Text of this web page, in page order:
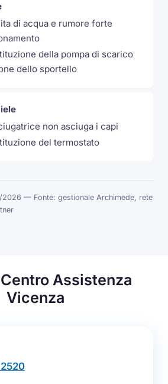
di acqua e rumore forte
della pompa di scarico
dello sportello
non asciuga i capi
del termostato
2026 — Fonte: gestionale Archimede, rete
Assistenza
Vicenza